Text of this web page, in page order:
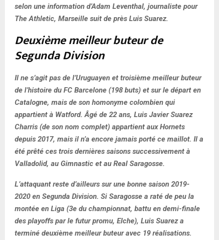
selon une information d’Adam Leventhal, journaliste pour
The Athletic, Marseille suit de près Luis Suarez.
Deuxième meilleur buteur de
Segunda Division
Il ne s’agit pas de l’Uruguayen et troisième meilleur buteur
de l’histoire du FC Barcelone (198 buts) et sur le départ en
Catalogne, mais de son homonyme colombien qui
appartient à Watford. Âgé de 22 ans, Luis Javier Suarez
Charris (de son nom complet) appartient aux Hornets
depuis 2017, mais il n’a encore jamais porté ce maillot. Il a
été prêté ces trois dernières saisons successivement à
Valladolid, au Gimnastic et au Real Saragosse.
L’attaquant reste d’ailleurs sur une bonne saison 2019-
2020 en Segunda Division. Si Saragosse a raté de peu la
montée en Liga (3e du championnat, battu en demi-finale
des playoffs par le futur promu, Elche), Luis Suarez a
terminé deuxième meilleur buteur avec 19 réalisations.